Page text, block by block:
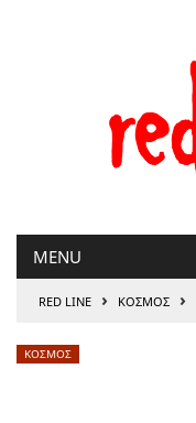
MENU
RED LINE › ΚΟΣΜΟΣ ›
ΚΟΣΜΟΣ